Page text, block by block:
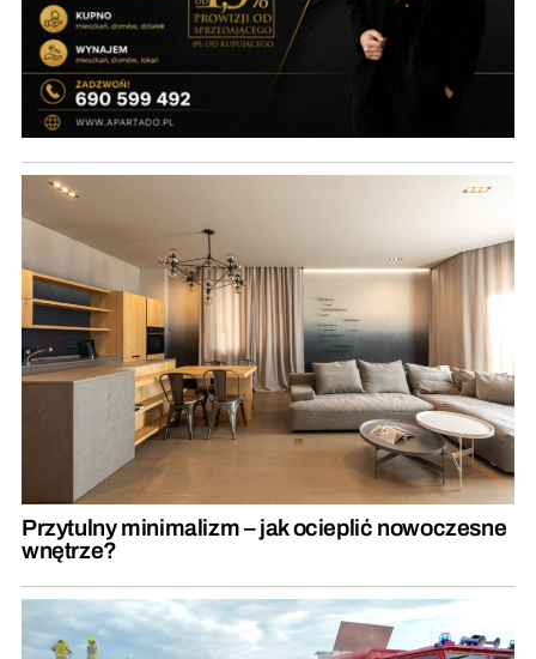
Przytulny minimalizm – jak ocieplić nowoczesne
wnętrze?